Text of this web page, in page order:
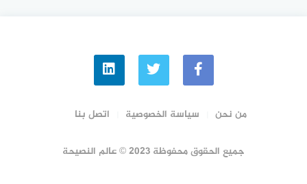
من نحن سياسة الخصوصية اتصل بنا
جميع الحقوق محفوظة 2023 © عالم النصيحة